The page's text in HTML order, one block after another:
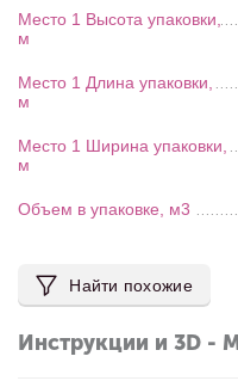
Место 1 Высота упаковки,
м
Место 1 Длина упаковки,
м
Место 1 Ширина упаковки,
м
Объем в упаковке, м3
Найти похожие
Инструкции и 3D -